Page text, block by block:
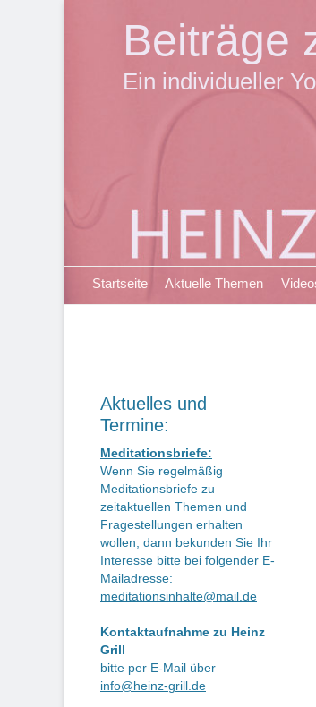
Beiträge
Ein individueller
Primäres Menü
ZumStartseite Aktuelle Themen
Aktuelles und
Termine:
Meditationsbriefe:
Wenn Sie regelmäßig
Meditationsbriefe zu
zeitaktuellen Themen und
Fragestellungen erhalten
wollen, dann bekunden Sie Ihr
Interesse bitte bei folgender E-
Mailadresse:
meditationsinhalte@mail.de
Kontaktaufnahme zu Heinz
Grill
bitte per E-Mail über
info@heinz-grill.de